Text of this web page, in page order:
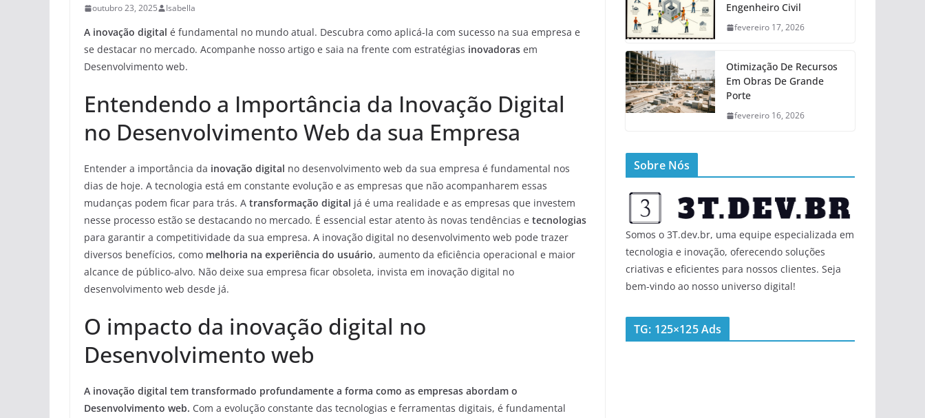
outubro 23, 2025 Isabella
A inovação digital é fundamental no mundo atual. Descubra como aplicá-la com sucesso na sua empresa e
se destacar no mercado. Acompanhe nosso artigo e saia na frente com estratégias inovadoras em
Desenvolvimento web.
Entendendo a Importância da Inovação Digital
no Desenvolvimento Web da sua Empresa
Entender a importância da inovação digital no desenvolvimento web da sua empresa é fundamental nos
dias de hoje. A tecnologia está em constante evolução e as empresas que não acompanharem essas
mudanças podem ficar para trás. A transformação digital já é uma realidade e as empresas que investem
nesse processo estão se destacando no mercado. É essencial estar atento às novas tendências e tecnologias
para garantir a competitividade da sua empresa. A inovação digital no desenvolvimento web pode trazer
diversos benefícios, como melhoria na experiência do usuário, aumento da eficiência operacional e maior
alcance de público-alvo. Não deixe sua empresa ficar obsoleta, invista em inovação digital no
desenvolvimento web desde já.
O impacto da inovação digital no
Desenvolvimento web
A inovação digital tem transformado profundamente a forma como as empresas abordam o
Desenvolvimento web. Com a evolução constante das tecnologias e ferramentas digitais, é fundamental
Engenheiro Civil
fevereiro 17, 2026
Otimização De Recursos
Em Obras De Grande
Porte
fevereiro 16, 2026
Sobre Nós
Somos o 3T.dev.br, uma equipe especializada em
tecnologia e inovação, oferecendo soluções
criativas e eficientes para nossos clientes. Seja
bem-vindo ao nosso universo digital!
TG: 125×125 Ads